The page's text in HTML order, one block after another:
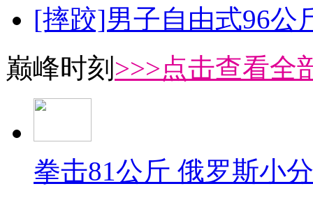
[摔跤]男子自由式96公
巅峰时刻 >>>点击查看全
拳击81公斤 俄罗斯小